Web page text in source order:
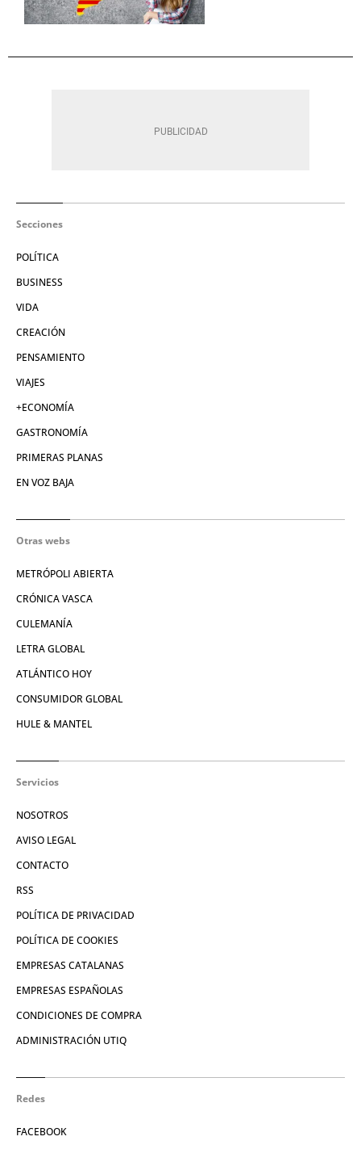
Secciones
POLÍTICA
BUSINESS
VIDA
CREACIÓN
PENSAMIENTO
VIAJES
+ECONOMÍA
GASTRONOMÍA
PRIMERAS PLANAS
EN VOZ BAJA
Otras webs
METRÓPOLI ABIERTA
CRÓNICA VASCA
CULEMANÍA
LETRA GLOBAL
ATLÁNTICO HOY
CONSUMIDOR GLOBAL
HULE & MANTEL
Servicios
NOSOTROS
AVISO LEGAL
CONTACTO
RSS
POLÍTICA DE PRIVACIDAD
POLÍTICA DE COOKIES
EMPRESAS CATALANAS
EMPRESAS ESPAÑOLAS
CONDICIONES DE COMPRA
ADMINISTRACIÓN UTIQ
Redes
FACEBOOK